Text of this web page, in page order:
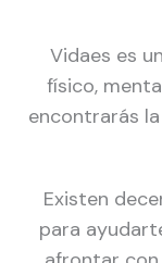
Vidaes es
físico,
encontrarás
Existen
para